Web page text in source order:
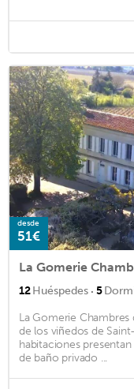
desde
51€
La Gomerie
12Huéspedes · 5
La Gomerie
de los viñedos de
habitaciones
de baño privado ...